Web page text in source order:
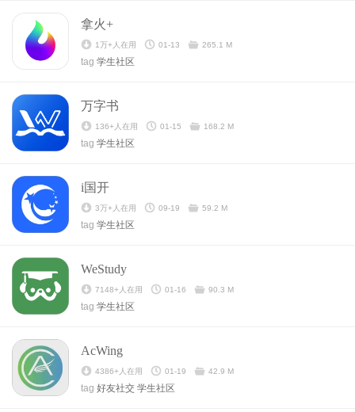
拿火+
1万+人在用 01-13 265.1 M
tag 学生社区
万字书
136+人在用 01-15 168.2 M
tag 学生社区
i国开
3万+人在用 09-19 59.2 M
tag 学生社区
WeStudy
7148+人在用 01-16 90.3 M
tag 学生社区
AcWing
4386+人在用 01-19 42.9 M
tag 好友社交 学生社区